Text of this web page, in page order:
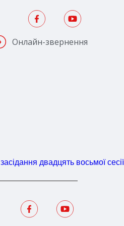
Онлайн-звернення
двадцять восьмої сесії